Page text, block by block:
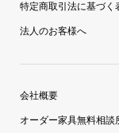
特定商取引法に基づく
法人のお客様へ
会社概要
オーダー家具無料相談